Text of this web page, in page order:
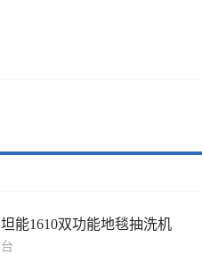
坦能1610双功能地毯抽洗机
台